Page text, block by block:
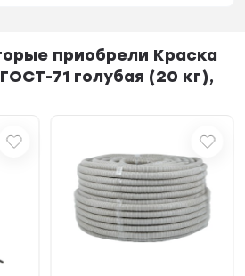
приобрели Краска
71 голубая (20 кг),